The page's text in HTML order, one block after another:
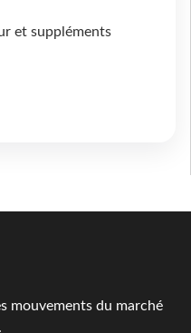
et suppléments
mouvements du marché